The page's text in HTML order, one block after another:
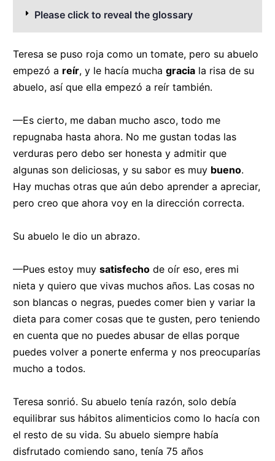
Please click to reveal the glossary
Teresa se puso roja como un tomate, pero su abuelo
empezó a reír, y le hacía mucha gracia la risa de su
abuelo, así que ella empezó a reír también.
—Es cierto, me daban mucho asco, todo me
repugnaba hasta ahora. No me gustan todas las
verduras pero debo ser honesta y admitir que
algunas son deliciosas, y su sabor es muy bueno.
Hay muchas otras que aún debo aprender a apreciar,
pero creo que ahora voy en la dirección correcta.
Su abuelo le dio un abrazo.
—Pues estoy muy satisfecho de oír eso, eres mi
nieta y quiero que vivas muchos años. Las cosas no
son blancas o negras, puedes comer bien y variar la
dieta para comer cosas que te gusten, pero teniendo
en cuenta que no puedes abusar de ellas porque
puedes volver a ponerte enferma y nos preocuparías
mucho a todos.
Teresa sonrió. Su abuelo tenía razón, solo debía
equilibrar sus hábitos alimenticios como lo hacía con
el resto de su vida. Su abuelo siempre había
disfrutado comiendo sano, tenía 75 años